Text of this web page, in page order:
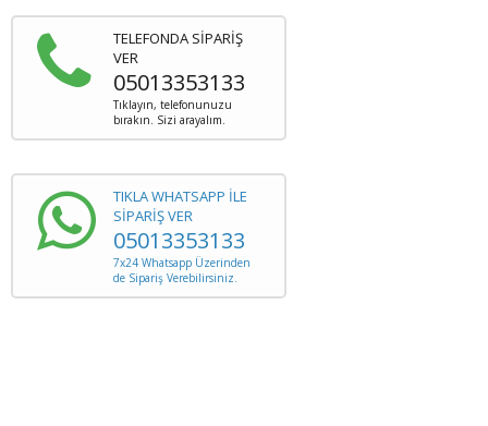
TELEFONDA SİPARİŞ
VER
05013353133
Tıklayın, telefonunuzu
bırakın. Sizi arayalım.
TIKLA WHATSAPP İLE
SİPARİŞ VER
05013353133
7x24 Whatsapp Üzerinden
de Sipariş Verebilirsiniz.